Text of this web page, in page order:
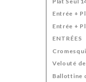
Entrée +
Entrée +
ENTRÉES
Velouté
Ballottine